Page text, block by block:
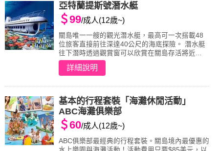
亞特蘭提斯號潛水艇
＄99/成人(12歳~)
關島唯一一艘的觀光潛水艇，最高可一次搭載48
位旅客直接前往深達40公尺的海底探險。 潛水艇
往下潛時透過觀賞窗可以欣賞在關島存活將近...
詳細說明
基本的行程套裝「海灘休閒活動」
ABC海灘俱樂部
＄60/成人(12歳~)
ABC俱樂部最經典的行程套裝。關島境內最優惠的